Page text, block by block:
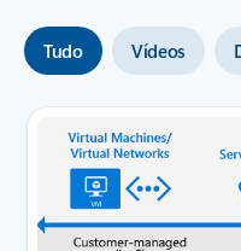
Tudo Vídeos